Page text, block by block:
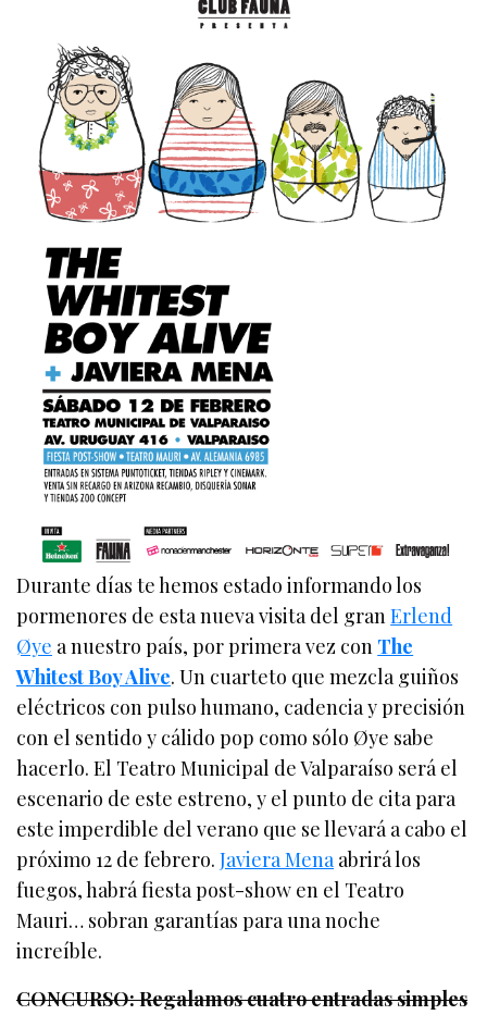
Durante días te hemos estado informando los
pormenores de esta nueva visita del granErlend
Øye a nuestro país, por primera vez con The
Whitest Boy Alive. Un cuarteto que mezcla guiños
eléctricos con pulso humano, cadencia y precisión
con el sentido y cálido pop como sólo Øye sabe
hacerlo. El Teatro Municipal de Valparaíso será el
escenario de este estreno, y el punto de cita para
este imperdible del verano que se llevará a cabo el
próximo 12 de febrero.Javiera Menaabrirá los
fuegos, habrá fiesta post-show en el Teatro
Mauri… sobran garantías para una noche
increíble.
CONCURSO: Regalamos cuatro entradas simples